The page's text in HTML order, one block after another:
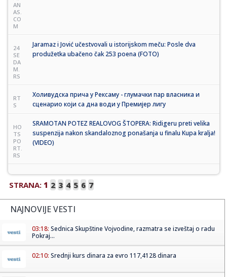
AN
AS.
CO
M
24
SE
DA
M.
RS
Jaramaz i Jović učestvovali u istorijskom meču: Posle dva
produžetka ubačeno čak 253 poena (FOTO)
RT
S
Холивудска прича у Рексаму - глумачки пар власника и
сценарио који са дна води у Премијер лигу
HO
TS
PO
RT.
RS
SRAMOTAN POTEZ REALOVOG ŠTOPERA: Ridigeru preti velika
suspenzija nakon skandaloznog ponašanja u finalu Kupa kralja!
(VIDEO)
STRANA: 1 2 3 4 5 6 7
NAJNOVIJE VESTI
03:18: Sednica Skupštine Vojvodine, razmatra se izveštaj o radu
Pokraj...
02:10: Srednji kurs dinara za evro 117,4128 dinara